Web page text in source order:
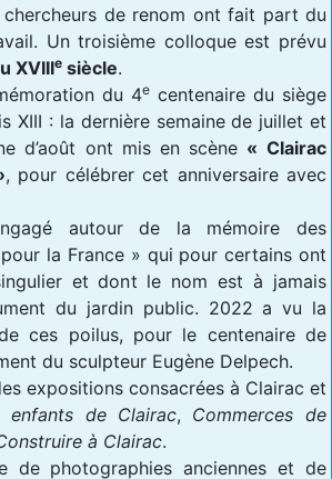
chercheurs de renom ont fait part du
Un troisième colloque est prévu
XVIIIe siècle.
du 4e centenaire du siège
XIII : la dernière semaine de juillet et
d’août ont mis en scène « Clairac
, pour célébrer cet anniversaire avec
autour de la mémoire des
la France » qui pour certains ont
et dont le nom est à jamais
du jardin public. 2022 a vu la
ces poilus, pour le centenaire de
du sculpteur Eugène Delpech.
expositions consacrées à Clairac et
enfants de Clairac, Commerces de
à Clairac.
de photographies anciennes et de